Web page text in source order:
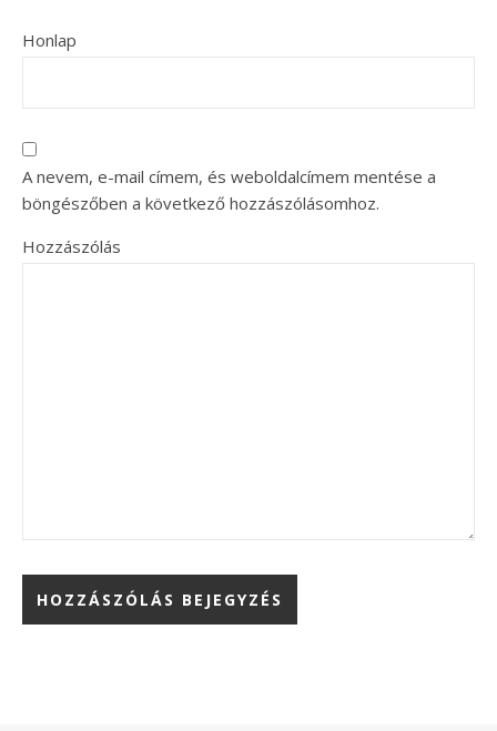
Honlap
A nevem, e-mail címem, és weboldalcímem mentése a
böngészőben a következő hozzászólásomhoz.
Hozzászólás